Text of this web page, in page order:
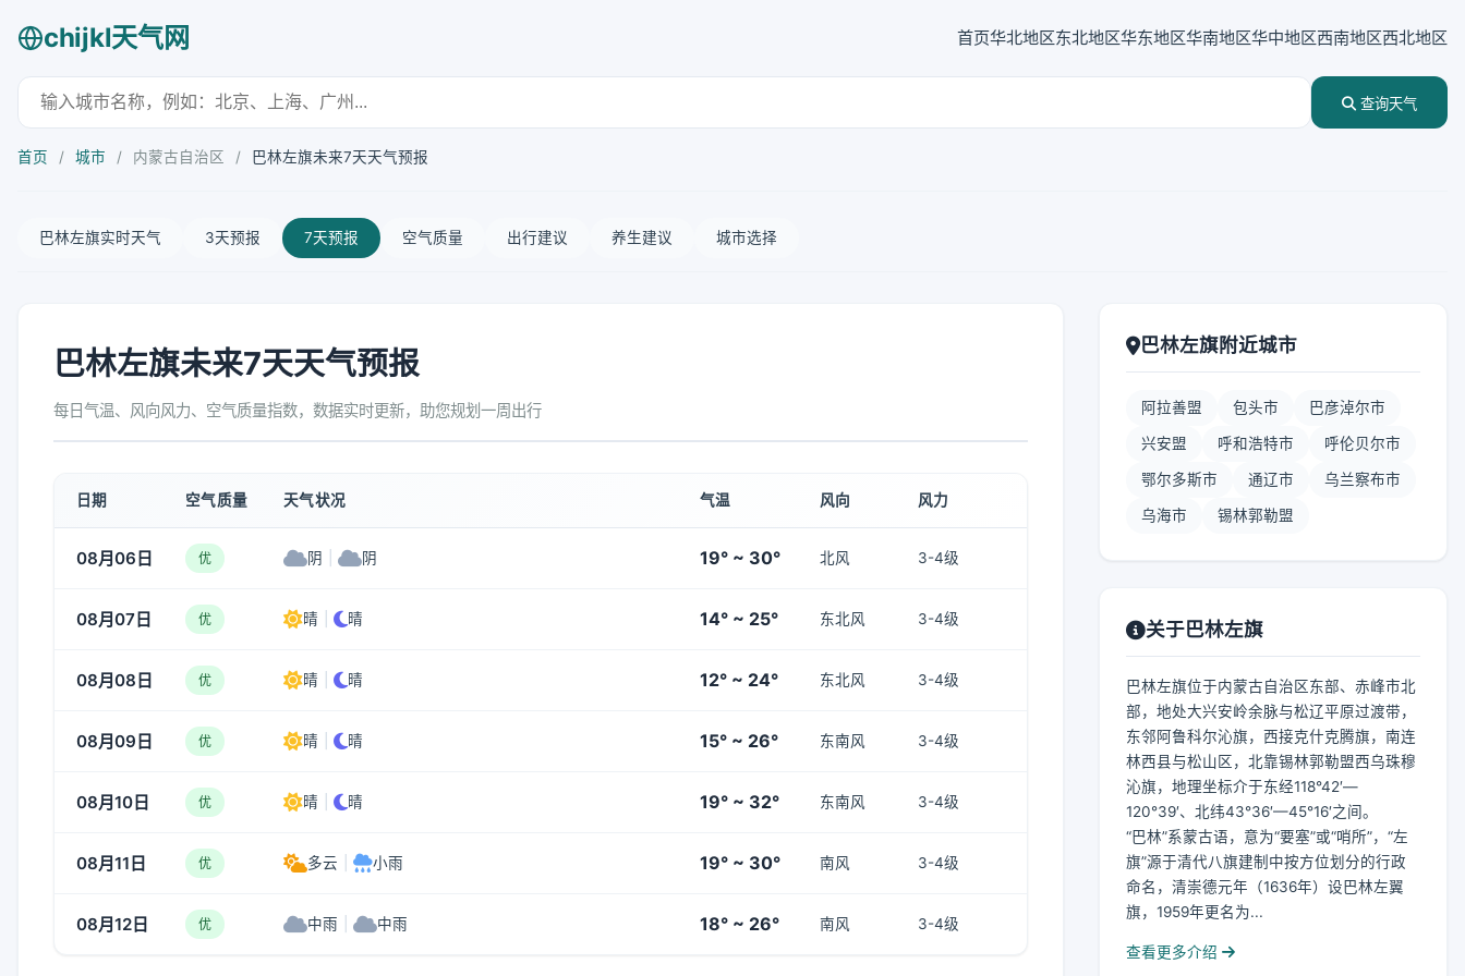
chijkl天气网 首页华北地区东北地区华东地区华南地区华中地区西南地区西北地区
查询天气
首页 / 城市 / 内蒙古自治区 / 巴林左旗未来7天天气预报
巴林左旗实时天气 3天预报 7天预报 空气质量 出行建议 养生建议 城市选择
巴林左旗未来7天天气预报
每日气温、风向风力、空气质量指数，数据实时更新，助您规划一周出行
日期 空气质量 天气状况 气温 风向 风力
08月06日 优 阴 阴 19° ~ 30° 北风 3-4级
08月07日 优 晴 晴 14° ~ 25° 东北风 3-4级
08月08日 优 晴 晴 12° ~ 24° 东北风 3-4级
08月09日 优 晴 晴 15° ~ 26° 东南风 3-4级
08月10日 优 晴 晴 19° ~ 32° 东南风 3-4级
08月11日 优 多云 小雨 19° ~ 30° 南风 3-4级
08月12日 优 中雨 中雨 18° ~ 26° 南风 3-4级
巴林左旗附近城市
阿拉善盟 包头市 巴彦淖尔市
兴安盟 呼和浩特市 呼伦贝尔市
鄂尔多斯市 通辽市 乌兰察布市
乌海市 锡林郭勒盟
关于巴林左旗
巴林左旗位于内蒙古自治区东部、赤峰市北
部，地处大兴安岭余脉与松辽平原过渡带，
东邻阿鲁科尔沁旗，西接克什克腾旗，南连
林西县与松山区，北靠锡林郭勒盟西乌珠穆
沁旗，地理坐标介于东经118°42′—
120°39′、北纬43°36′—45°16′之间。
“巴林”系蒙古语，意为“要塞”或“哨所”，“左
旗”源于清代八旗建制中按方位划分的行政
命名，清崇德元年（1636年）设巴林左翼
旗，1959年更名为...
查看更多介绍